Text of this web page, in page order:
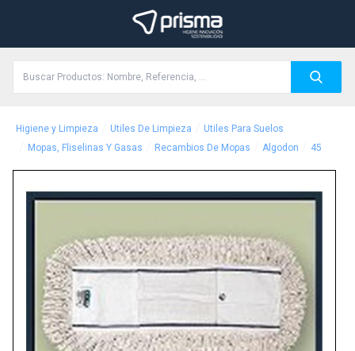
Higiene y Limpieza Utiles De Limpieza Utiles Para Suelos
Mopas, Fliselinas Y Gasas Recambios De Mopas Algodon 45